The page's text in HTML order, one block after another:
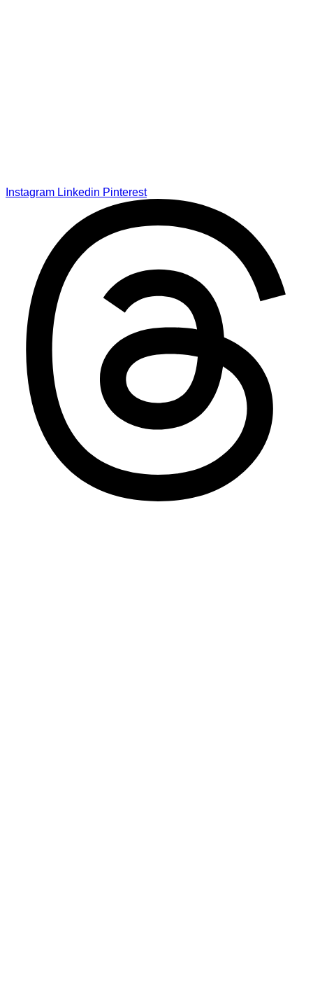
Instagram Linkedin Pinterest